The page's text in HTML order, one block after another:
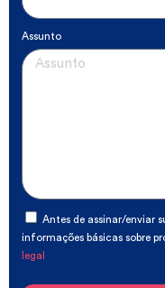
Assunto
Antes de assinar/enviar
informações básicas sobre
legal